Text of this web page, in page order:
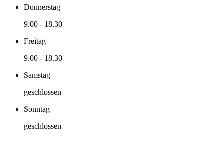
Donnerstag
9.00 - 18.30
Freitag
9.00 - 18.30
Samstag
geschlossen
Sonntag
geschlossen